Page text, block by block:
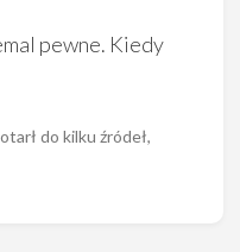
pewne. Kiedy
do kilku źródeł,